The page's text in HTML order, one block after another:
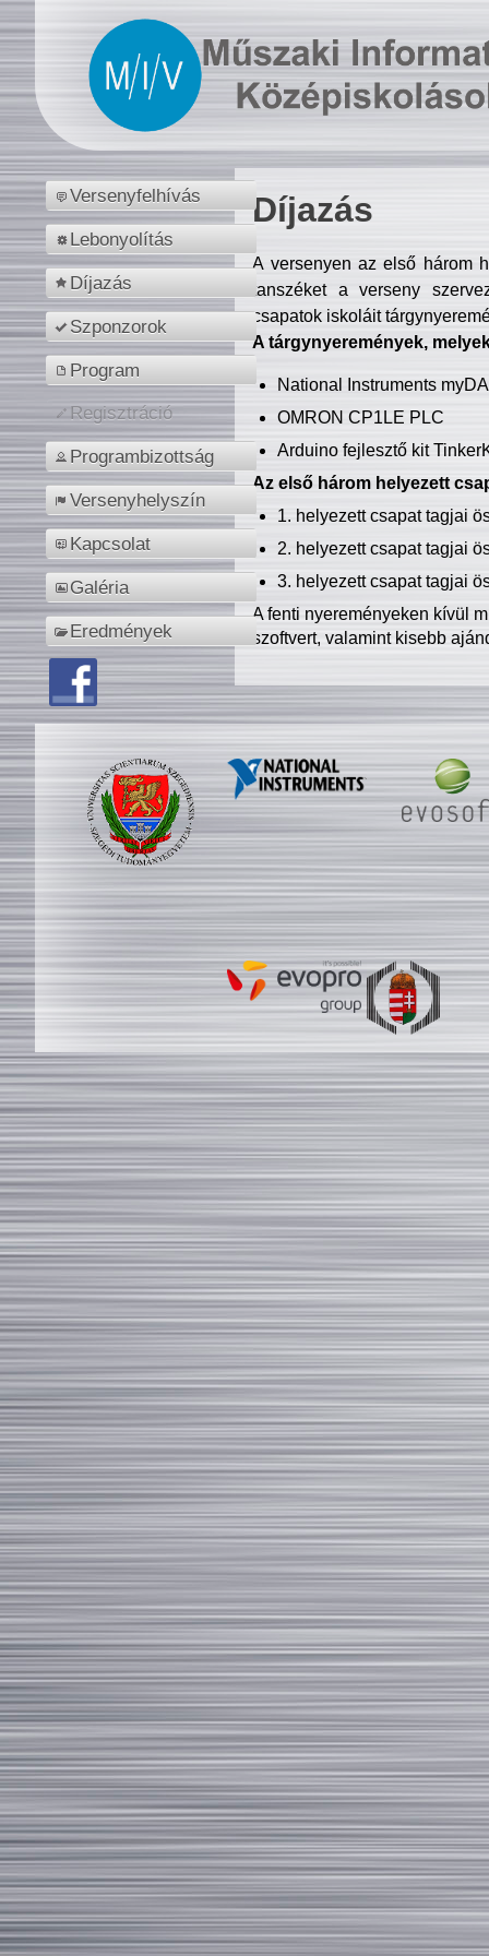
Versenyfelhívás
Lebonyolítás
Díjazás
Szponzorok
Program
Regisztráció
Programbizottság
Versenyhelyszín
Kapcsolat
Galéria
Eredmények
Díjazás
A versenyen az első három
tanszéket a verseny
csapatok iskoláit
A tárgynyeremények,
National Instruments
OMRON CP1LE PLC
Arduino fejlesztő kit
Az első három helyezett
1. helyezett csapat tagjai
2. helyezett csapat tagjai
3. helyezett csapat tagjai
A fenti nyereményeken kívül
szoftvert, valamint kisebb